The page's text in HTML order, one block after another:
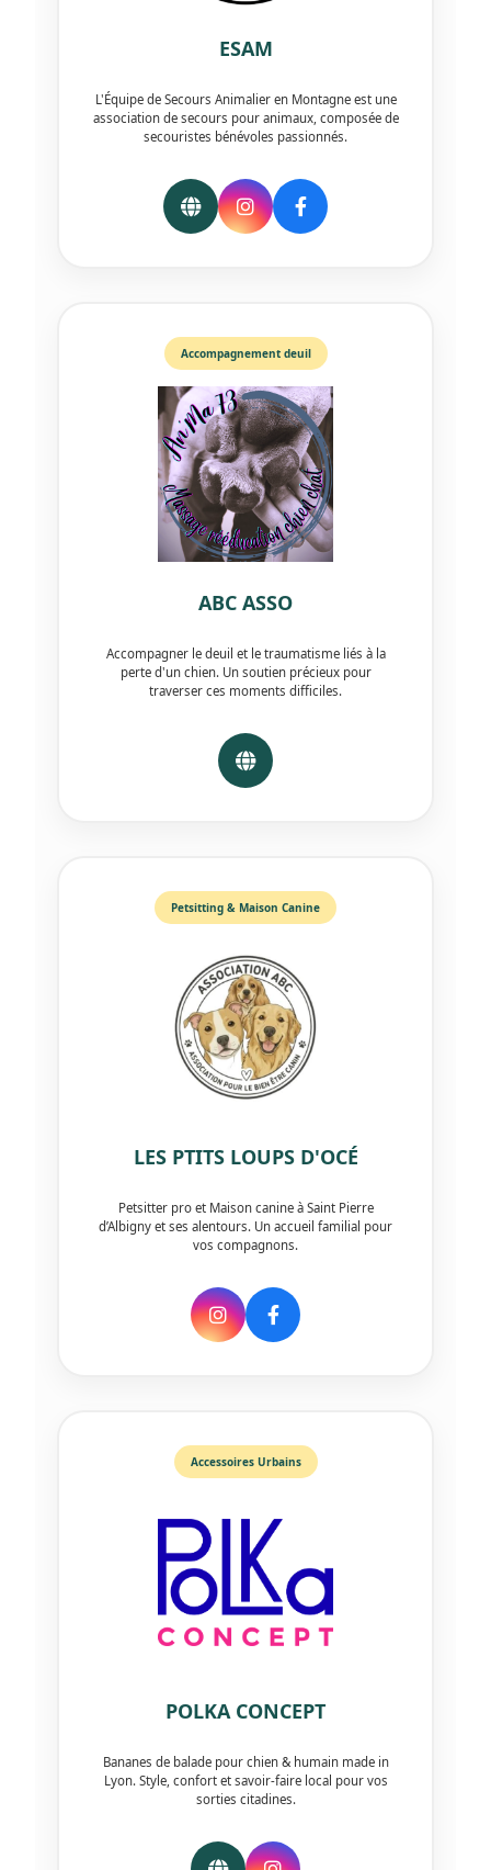
ESAM
L'Équipe de Secours Animalier en Montagne est une
association de secours pour animaux, composée de
secouristes bénévoles passionnés.
Accompagnement deuil
ABC ASSO
Accompagner le deuil et le traumatisme liés à la
perte d'un chien. Un soutien précieux pour
traverser ces moments difficiles.
Petsitting & Maison Canine
LES PTITS LOUPS D'OCÉ
Petsitter pro et Maison canine à Saint Pierre
d’Albigny et ses alentours. Un accueil familial pour
vos compagnons.
Accessoires Urbains
POLKA CONCEPT
Bananes de balade pour chien & humain made in
Lyon. Style, confort et savoir-faire local pour vos
sorties citadines.